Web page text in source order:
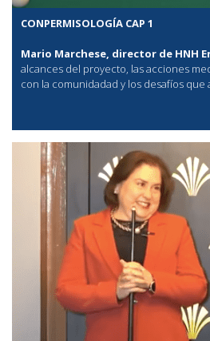
CONPERMISOLOGÍA CAP 1
Mario Marchese, director de HNH
alcances del proyecto, las acciones
con la comunidadad y los desafíos